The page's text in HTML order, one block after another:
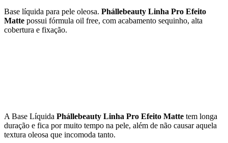
Base líquida para pele oleosa. Phállebeauty Linha Pro Efeito
Matte possui fórmula oil free, com acabamento sequinho, alta
cobertura e fixação.
A Base Líquida Phállebeauty Linha Pro Efeito Matte tem longa
duração e fica por muito tempo na pele, além de não causar aquela
textura oleosa que incomoda tanto.